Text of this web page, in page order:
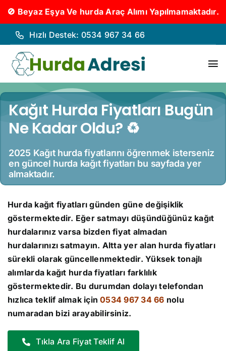
🚫 Beyaz Eşya Ve hurda Araç Alımı Yapılmamaktadır.
İçeriğe
geç
Hızlı Destek: 0534 967 34 66
Kağıt Hurda Fiyatları Bugün
Ne Kadar Oldu? ♻️
2025 Kağıt hurda fiyatlarını öğrenmek isterseniz
en güncel hurda kağıt fiyatları bu sayfada yer
almaktadır.
Hurda kağıt fiyatları günden güne değişiklik
göstermektedir. Eğer satmayı düşündüğünüz kağıt
hurdalarınız varsa bizden fiyat almadan
hurdalarınızı satmayın. Altta yer alan hurda fiyatları
sürekli olarak güncellenmektedir. Yüksek tonajlı
alımlarda kağıt hurda fiyatları farklılık
göstermektedir. Bu durumdan dolayı telefondan
hızlıca teklif almak için0534 967 34 66 nolu
numaradan bizi arayabilirsiniz.
Tıkla Ara Fiyat Teklif Al